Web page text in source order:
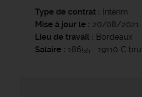
Type de contrat
Intérim
Mise à jour le
20/08/2021
Lieu de travail
Bordeaux
Salaire
18655 - 19110 €